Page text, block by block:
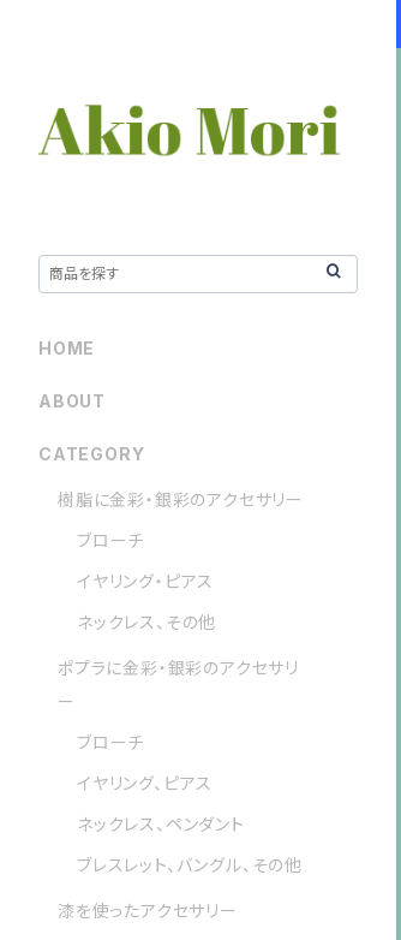
HOME
ABOUT
CATEGORY
樹脂に金彩・銀彩のアクセサリー
ブローチ
イヤリング・ピアス
ネックレス、その他
ポプラに金彩・銀彩のアクセサリ
ー
ブローチ
イヤリング、ピアス
ネックレス、ペンダント
ブレスレット、バングル、その他
漆を使ったアクセサリー